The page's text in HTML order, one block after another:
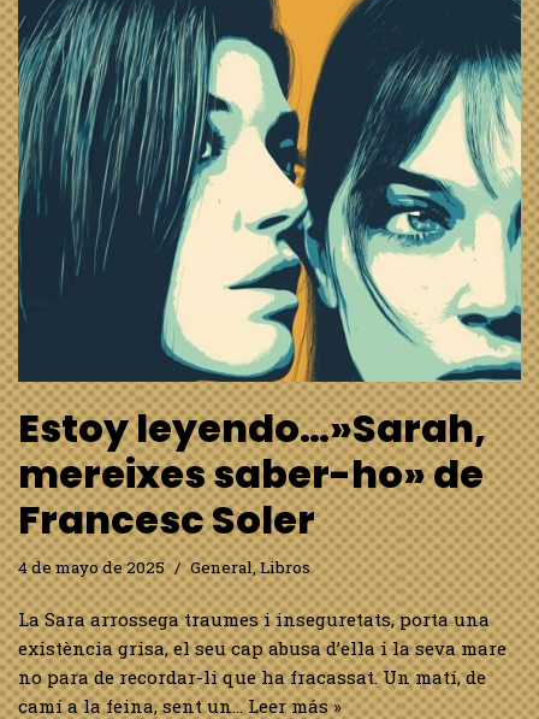
Estoy leyendo…»Sarah,
mereixes saber-ho» de
Francesc Soler
4 de mayo de 2025 General,Libros
La Sara arrossega traumes i inseguretats, porta una
existència grisa, el seu cap abusa d’ella i la seva mare
no para de recordar-li que ha fracassat. Un matí, de
camí a la feina, sent un…Leer más »